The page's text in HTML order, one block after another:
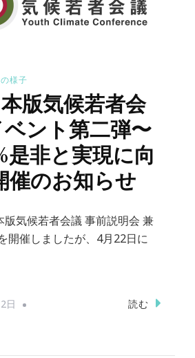
様子
版気候若者会
ント第二弾〜
是非と実現に向
催のお知らせ
版気候若者会議 事前説明会 兼
開催しましたが、4月22日に
日 読む